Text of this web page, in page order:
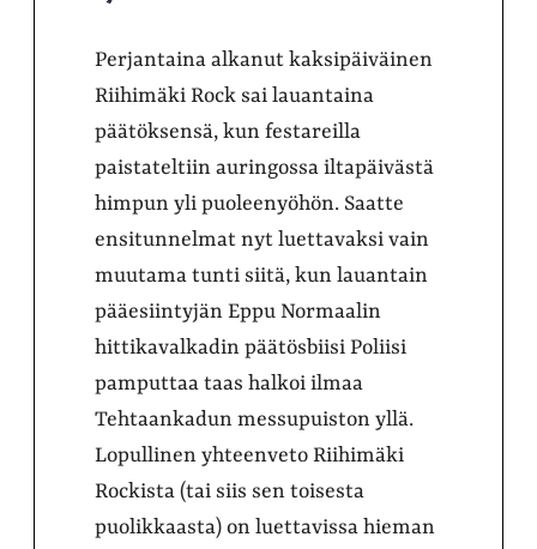
Perjantaina alkanut kaksipäiväinen
Riihimäki Rock sai lauantaina
päätöksensä, kun festareilla
paistateltiin auringossa iltapäivästä
himpun yli puoleenyöhön. Saatte
ensitunnelmat nyt luettavaksi vain
muutama tunti siitä, kun lauantain
pääesiintyjän Eppu Normaalin
hittikavalkadin päätösbiisi Poliisi
pamputtaa taas halkoi ilmaa
Tehtaankadun messupuiston yllä.
Lopullinen yhteenveto Riihimäki
Rockista (tai siis sen toisesta
puolikkaasta) on luettavissa hieman